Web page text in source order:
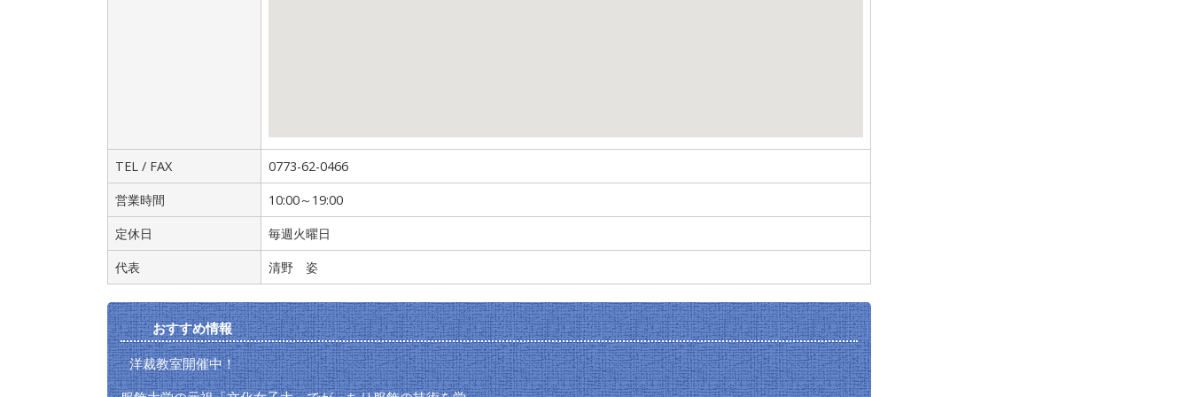
TEL / FAX
0773-62-0466
営業時間
10:00～19:00
定休日
毎週火曜日
代表
清野 姿
おすすめ情報
洋裁教室開催中！